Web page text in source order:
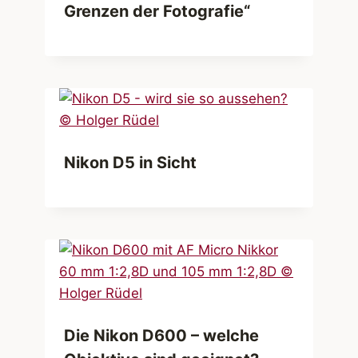
Grenzen der Fotografie“
Nikon D5 in Sicht
Die Nikon D600 – welche